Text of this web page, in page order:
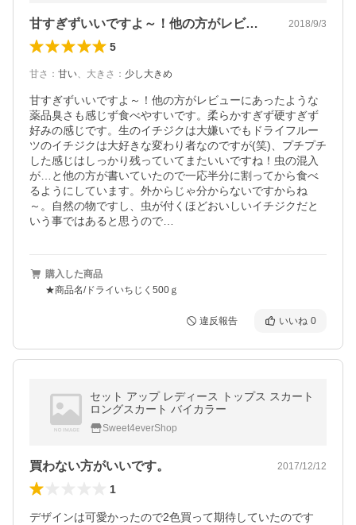
甘すぎずいいですよ～！他の方がレビュー… 2018/9/3
5
甘さ ： 甘い、 大きさ ： 少し大きめ
甘すぎずいいですよ～！他の方がレビューにあったような
薬品臭さも感じず食べやすいです。柔らかすぎず硬すぎず
好みの感じです。生のイチジクは大嫌いでもドライフルー
ツのイチジクは大好きな変わり者なのですが(笑)、プチプチ
した感じはしっかり残っていてまたいいですね！虫の混入
が…と他の方が書いていたので一応半分に割ってから食べ
るようにしています。外からじゃ分からないですからね
～。自然の物ですし、虫が付くほどおいしいイチジクだと
いう事ではあると思うので…
購入した商品
★商品名/ドライいちじく500ｇ
違反報告 いいね 0
セット アップ レディース トップス スカート
ロングスカート バイカラー
Sweet4everShop
買わない方がいいです。 2017/12/12
1
デザインは可愛かったので2色買って期待していたのです